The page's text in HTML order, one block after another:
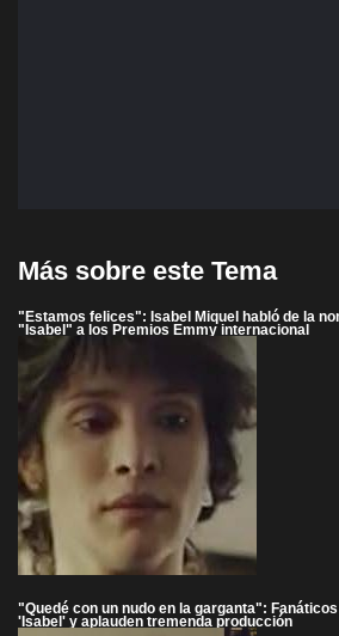
Más sobre este Tema
"Estamos felices": Isabel Miquel habló de la
"Isabel" a los Premios Emmy internacional
"Quedé con un nudo en la garganta":
'Isabel' y aplauden tremenda producción